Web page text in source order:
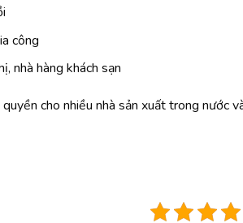
công
nhà hàng khách sạn
cho nhiều nhà sản xuất trong nước